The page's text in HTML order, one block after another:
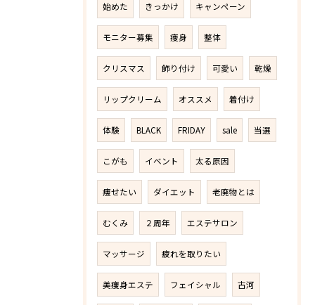
始めた きっかけ キャンペーン
モニター募集 痩身 整体
クリスマス 飾り付け 可愛い 乾燥
リップクリーム オススメ 着付け
体験 BLACK FRIDAY sale 当選
こがも イベント 太る原因
痩せたい ダイエット 老廃物とは
むくみ ２周年 エステサロン
マッサージ 疲れを取りたい
美痩身エステ フェイシャル 古河